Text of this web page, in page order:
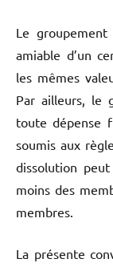
Le
amiable d’un
les mêmes
Par ailleurs, le
toute dépense
soumis aux
dissolution
moins des
membres.
La présente